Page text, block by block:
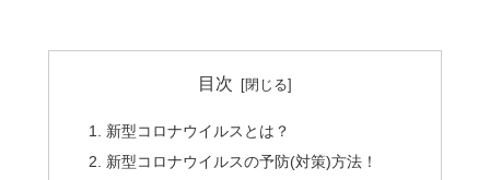
目次
新型コロナウイルスとは？
新型コロナウイルスの予防(対策)方法！